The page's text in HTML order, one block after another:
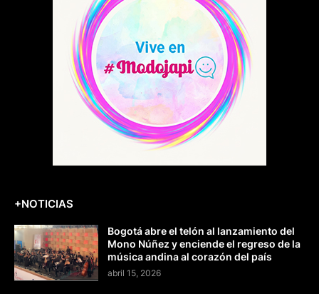
+NOTICIAS
Bogotá abre el telón al lanzamiento del
Mono Núñez y enciende el regreso de la
música andina al corazón del país
abril 15, 2026